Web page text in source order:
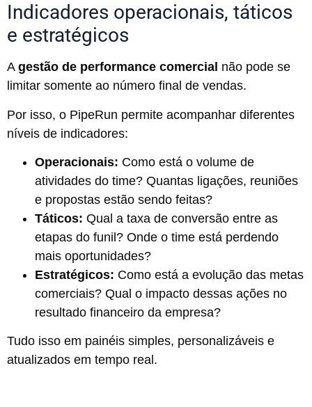
Indicadores operacionais, táticos
e estratégicos
A gestão de performance comercial não pode se
limitar somente ao número final de vendas.
Por isso, o PipeRun permite acompanhar diferentes
níveis de indicadores:
Operacionais: Como está o volume de
atividades do time? Quantas ligações, reuniões
e propostas estão sendo feitas?
Táticos: Qual a taxa de conversão entre as
etapas do funil? Onde o time está perdendo
mais oportunidades?
Estratégicos: Como está a evolução das metas
comerciais? Qual o impacto dessas ações no
resultado financeiro da empresa?
Tudo isso em painéis simples, personalizáveis e
atualizados em tempo real.